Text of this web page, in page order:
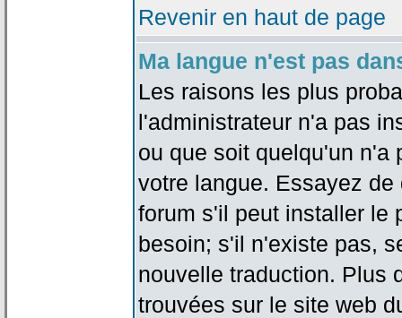
Revenir en haut de page
Ma langue n'est pas
Les raisons les plus
l'administrateur n'a pas
ou que soit quelqu'un n'a
votre langue. Essayez
forum s'il peut installer le
besoin; s'il n'existe pas,
nouvelle traduction. Plus
trouvées sur le site web